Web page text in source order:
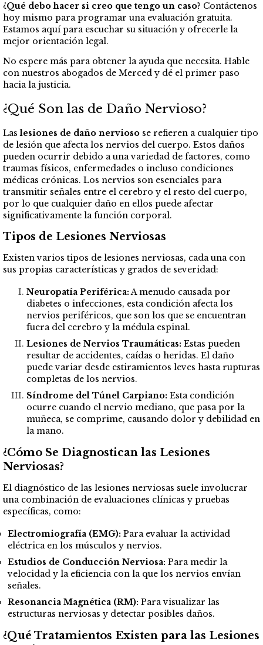
¿Qué debo hacer si creo que tengo un caso? Contáctenos
hoy mismo para programar una evaluación gratuita.
Estamos aquí para escuchar su situación y ofrecerle la
mejor orientación legal.
No espere más para obtener la ayuda que necesita. Hable
con nuestros abogados de Merced y dé el primer paso
hacia la justicia.
¿Qué Son las de Daño Nervioso?
Laslesiones de daño nervioso se refieren a cualquier tipo
de lesión que afecta los nervios del cuerpo. Estos daños
pueden ocurrir debido a una variedad de factores, como
traumas físicos, enfermedades o incluso condiciones
médicas crónicas. Los nervios son esenciales para
transmitir señales entre el cerebro y el resto del cuerpo,
por lo que cualquier daño en ellos puede afectar
significativamente la función corporal.
Tipos de Lesiones Nerviosas
Existen varios tipos de lesiones nerviosas, cada una con
sus propias características y grados de severidad:
Neuropatía Periférica:A menudo causada por
diabetes o infecciones, esta condición afecta los
nervios periféricos, que son los que se encuentran
fuera del cerebro y la médula espinal.
Lesiones de Nervios Traumáticas: Estas pueden
resultar de accidentes, caídas o heridas. El daño
puede variar desde estiramientos leves hasta rupturas
completas de los nervios.
Síndrome del Túnel Carpiano: Esta condición
ocurre cuando el nervio mediano, que pasa por la
muñeca, se comprime, causando dolor y debilidad en
la mano.
¿Cómo Se Diagnostican las Lesiones
Nerviosas?
El diagnóstico de las lesiones nerviosas suele involucrar
una combinación de evaluaciones clínicas y pruebas
específicas, como:
Electromiografía (EMG): Para evaluar la actividad
eléctrica en los músculos y nervios.
Estudios de Conducción Nerviosa: Para medir la
velocidad y la eficiencia con la que los nervios envían
señales.
Resonancia Magnética (RM): Para visualizar las
estructuras nerviosas y detectar posibles daños.
¿Qué Tratamientos Existen para las Lesiones